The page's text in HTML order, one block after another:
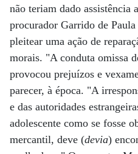
não teriam dado assistência
procurador Garrido de
pleitear uma ação de
morais. "A conduta omissa
provocou prejuízos e
parecer, à época. "A
e das autoridades
adolescente como se fosse
mercantil, deve (devia)